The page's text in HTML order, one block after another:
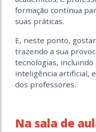
formação contínua
suas práticas.
E, neste ponto,
trazendo a sua
tecnologias, incluindo
inteligência artificial,
dos professores.
Na sala de